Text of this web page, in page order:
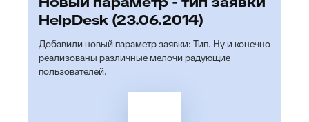
HelpDesk (23.06.2014)
Добавили новый параметр заявки: Тип. Ну и конечно
реализованы различные мелочи радующие
пользователей.